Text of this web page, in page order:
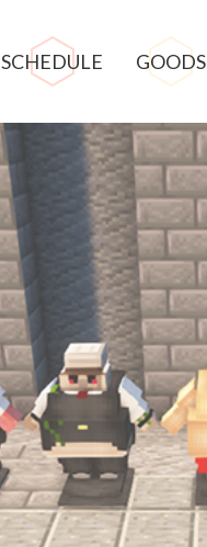
SCHEDULE GOODS